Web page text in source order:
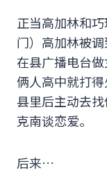
正当高加林和
门）高加林被
在县广播电台
俩人高中就打
县里后主动去
克南谈恋爱。
后来…